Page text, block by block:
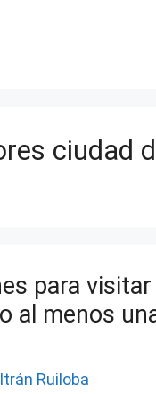
ciudad
para visitar
al menos
Ruiloba